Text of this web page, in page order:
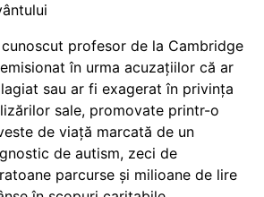
cunoscut profesor de la Cambridge
în urma acuzațiilor că ar
sau ar fi exagerat în privința
sale, promovate printr-o
de viață marcată de un
de autism, zeci de
parcurse și milioane de lire